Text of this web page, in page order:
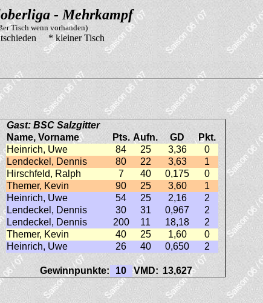
- Mehrkampf
Tisch wenn vorhanden)
* kleiner Tisch
Gast: BSC Salzgitter
Name, Vorname
Pts. Aufn. GD
Pkt.
Heinrich, Uwe
84 25 3,36
0
Lendeckel, Dennis
80 22 3,63
1
Hirschfeld, Ralph
7 40 0,175
0
Themer, Kevin
90 25 3,60
1
Heinrich, Uwe
54 25 2,16
2
Lendeckel, Dennis
30 31 0,967
2
Lendeckel, Dennis
200 11 18,18
2
Themer, Kevin
40 25 1,60
0
Heinrich, Uwe
26 40 0,650 2
Gewinnpunkte: 10 VMD: 13,627